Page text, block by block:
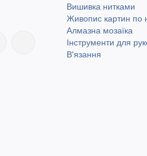
Вишивка нитками
Живопис картин по
Алмазна мозаїка
Інструменти для
В'язання